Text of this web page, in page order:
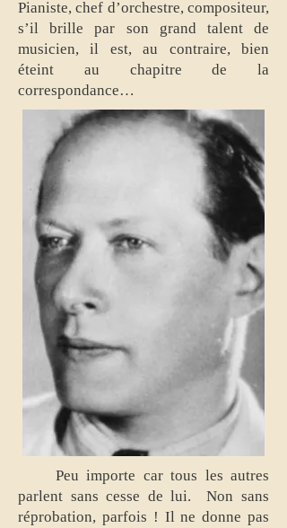
Pianiste, chef d’orchestre, compositeur,
s’il brille par son grand talent de
musicien, il est, au contraire, bien
éteint au chapitre de la
correspondance…
Peu importe car tous les autres
parlent sans cesse de lui. Non sans
réprobation, parfois ! Il ne donne pas